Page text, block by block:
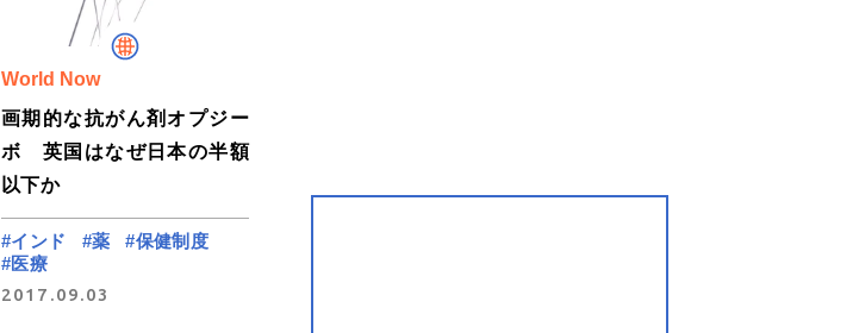
World Now
画期的な抗がん剤オプジー
ボ 英国はなぜ日本の半額
以下か
#インド #薬
#保健制度
#医療
2017.09.03